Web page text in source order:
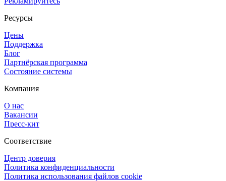
Ресурсы
Цены
Поддержка
Блог
Партнёрская программа
Состояние системы
Компания
О нас
Вакансии
Пресс-кит
Соответствие
Центр доверия
Политика конфиденциальности
Политика использования файлов cookie